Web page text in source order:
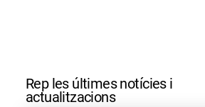
Rep les últimes notícies i
actualitzacions